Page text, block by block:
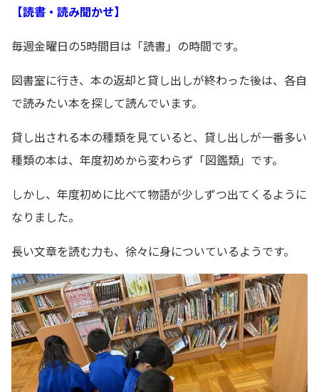
【読書・読み聞かせ】
毎週金曜日の5時間目は「読書」の時間です。
図書室に行き、本の返却と貸し出しが終わった後は、各自
で読みたい本を探して読んでいます。
貸し出される本の種類を見ていると、貸し出しが一番多い
種類の本は、年度初めから変わらず「図鑑類」です。
しかし、年度初めに比べて物語が少しずつ出てくるように
なりました。
長い文章を読む力も、徐々に身についているようです。